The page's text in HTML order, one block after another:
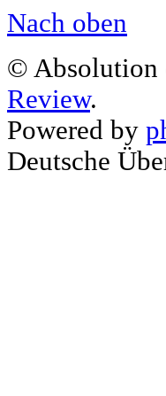
Nach oben
© Absolution
Review.
Powered by
Deutsche